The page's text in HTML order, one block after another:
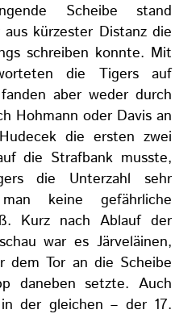
Scheibe stand
kürzester Distanz die
schreiben konnte. Mit
die Tigers auf
aber weder durch
Hohmann oder Davis an
die ersten zwei
die Strafbank musste,
die Unterzahl sehr
keine gefährliche
Kurz nach Ablauf der
war es Järveläinen,
dem Tor an die Scheibe
daneben setzte. Auch
der gleichen – der 17.